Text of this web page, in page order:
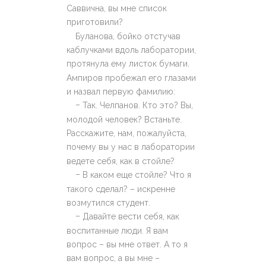
Саввична, вы мне список
приготовили?
Буланова, бойко отстучав
каблучками вдоль лаборатории,
протянула ему листок бумаги.
Ампиров пробежал его глазами
и назвал первую фамилию:
–
Так. Челпанов. Кто это? Вы,
молодой человек? Встаньте.
Расскажите, нам, пожалуйста,
почему вы у нас в лаборатории
ведете себя, как в стойле?
– В каком еще стойле? Что я
такого сделал? – искренне
возмутился студент.
– Давайте вести себя, как
воспитанные люди. Я вам
вопрос – вы мне ответ. А то я
вам вопрос, а вы мне –